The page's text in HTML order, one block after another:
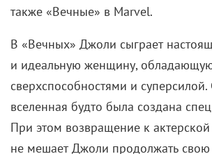
также «Вечные» в Marvel.
В «Вечных» Джоли сыграет
и идеальную женщину,
сверхспособностями и суперсилой.
вселенная будто была создана
При этом возвращение к
не мешает Джоли продолжать свою